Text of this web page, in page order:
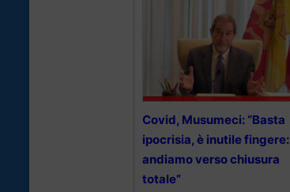
Covid, Musumeci: “Basta
ipocrisia, è inutile fingere:
andiamo verso chiusura
totale”